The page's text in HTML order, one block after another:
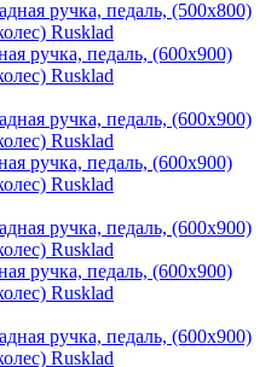
ручка, педаль, (600х900)
Rusklad
ручка, педаль, (600х900)
Rusklad
ручка, педаль, (600х900)
Rusklad